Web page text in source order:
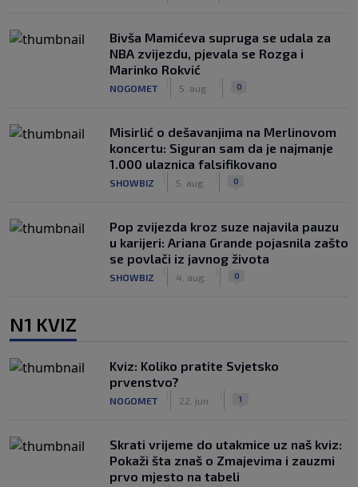
Bivša Mamićeva supruga se udala za
NBA zvijezdu, pjevala se Rozga i
Marinko Rokvić
NOGOMET 5. aug. 0
Misirlić o dešavanjima na Merlinovom
koncertu: Siguran sam da je najmanje
1.000 ulaznica falsifikovano
SHOWBIZ 5. aug. 0
Pop zvijezda kroz suze najavila pauzu
u karijeri: Ariana Grande pojasnila zašto
se povlači iz javnog života
SHOWBIZ 4. aug. 0
N1 KVIZ
Kviz: Koliko pratite Svjetsko
prvenstvo?
NOGOMET 22. jun. 1
Skrati vrijeme do utakmice uz naš kviz:
Pokaži šta znaš o Zmajevima i zauzmi
prvo mjesto na tabeli